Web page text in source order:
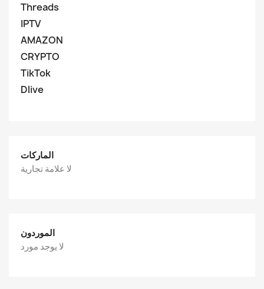
Threads
IPTV
AMAZON
CRYPTO
TikTok
Dlive
الماركات
لا علامة تجارية
الموردون
لا يوجد مورد